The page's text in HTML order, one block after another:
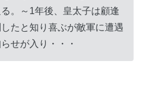
。～1年後、皇太子は顧逢
たと知り喜ぶが敵軍に遭遇
せが入り・・・